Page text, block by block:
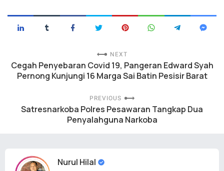
NEXT
Cegah Penyebaran Covid 19, Pangeran Edward Syah
Pernong Kunjungi 16 Marga Sai Batin Pesisir Barat
PREVIOUS
Satresnarkoba Polres Pesawaran Tangkap Dua
Penyalahguna Narkoba
Nurul Hilal